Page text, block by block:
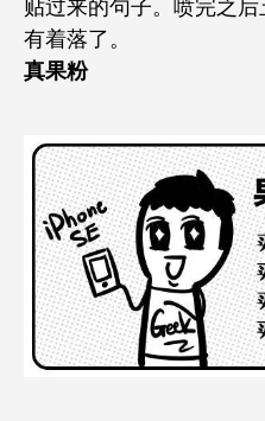
贴过来的句子。喷完之
有着落了。
真果粉